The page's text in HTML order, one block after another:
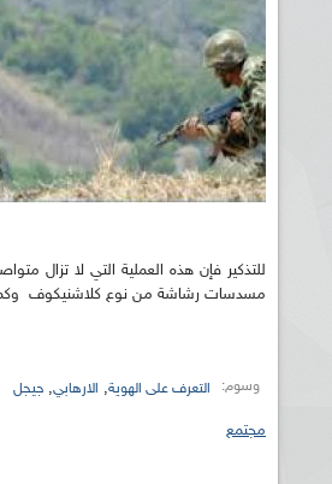
مسدسات رشاشة من نوع كلاشنيكوف
وسوم: التعرف على الهوية, الارهابي, جيجل
مجتمع